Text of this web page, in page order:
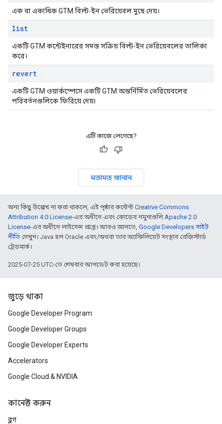
এক বা একাধিক GTM বিল্ট-ইন ভেরিয়েবল মুছে দেয়।
list
একটি GTM কন্টেইনারের সমস্ত সক্রিয় বিল্ট-ইন ভেরিয়েবলের তালিকা
করে।
revert
একটি GTM ওয়ার্কস্পেসে একটি GTM অন্তর্নির্মিত ভেরিয়েবলের
পরিবর্তনগুলিকে ফিরিয়ে দেয়৷
এটি কাজে লেগেছে?
মতামত জানান
অন্য কিছু উল্লেখ না করা থাকলে, এই পৃষ্ঠার কন্টেন্ট Creative Commons
Attribution 4.0 License-এর অধীনে এবং কোডের নমুনাগুলিApache 2.0
License-এর অধীনে লাইসেন্স প্রাপ্ত। আরও জানতে, Google Developers সাইট
নীতি দেখুন। Java হল Oracle এবং/অথবা তার অ্যাফিলিয়েট সংস্থার রেজিস্টার্ড
ট্রেডমার্ক।
2025-07-25 UTC-তে শেষবার আপডেট করা হয়েছে।
জুড়ে থাকা
Google Developer Program
Google Developer Groups
Google Developer Experts
Accelerators
Google Cloud & NVIDIA
কানেক্ট করুন
ব্লগ